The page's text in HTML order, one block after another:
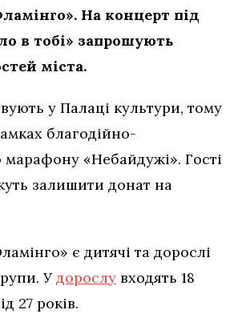
На концерт під
в тобі» запрошують
міста.
у Палаці культури, тому
благодійно-
марафону «Небайдужі». Гості
залишити донат на
є дитячі та дорослі
Удорослу входять 18
27 років.